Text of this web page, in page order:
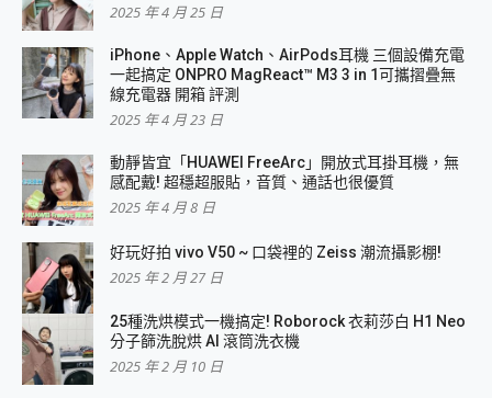
2025 年 4 月 25 日
iPhone、Apple Watch、AirPods耳機 三個設備充電
一起搞定 ONPRO MagReact™ M3 3 in 1可攜摺疊無
線充電器 開箱 評測
2025 年 4 月 23 日
動靜皆宜「HUAWEI FreeArc」開放式耳掛耳機，無
感配戴! 超穩超服貼，音質、通話也很優質
2025 年 4 月 8 日
好玩好拍 vivo V50 ~ 口袋裡的 Zeiss 潮流攝影棚!
2025 年 2 月 27 日
25種洗烘模式一機搞定! Roborock 衣莉莎白 H1 Neo
分子篩洗脫烘 AI 滾筒洗衣機
2025 年 2 月 10 日